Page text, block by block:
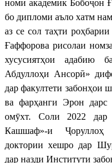
номи академик Бобоҷон
бо дипломи аъло хатм
аз се сол таҳти
Ғаффорова рисолаи
хусусиятҳои адабию
Абдуллоҳи Ансорӣ»
дар факултети забонҳои
ва фарҳанги Эрон дарс
омӯхт. Соли 2022
Кашшаф»-и Ҷоруллоҳ
доктории хешро дар
дар назди Институти